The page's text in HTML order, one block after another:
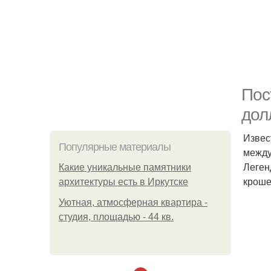
Популярные материалы
Какие уникальные памятники
архитектуры есть в Иркутске
Уютная, атмосферная квартира -
студия, площадью - 44 кв.